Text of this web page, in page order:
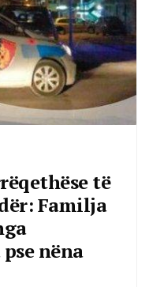
të
Familja
nëna